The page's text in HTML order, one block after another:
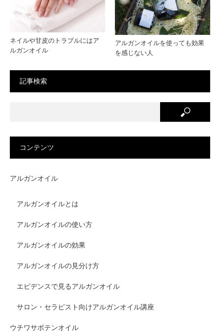
ネイルや甘皮のトラブルにはア
ルガンオイル
アルガンオイルを使っても効果
を感じない人
記事検索
コンテンツ
アルガンオイル
アルガンオイルとは
アルガンオイルの使い方
アルガンオイルの効果
アルガンオイルの見分け方
エビデンスで見るアルガンオイル
サロン・セラピスト向けアルガンオイル講座
ウチワサボテンオイル